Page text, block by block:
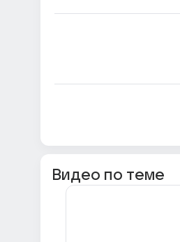
Видео по теме